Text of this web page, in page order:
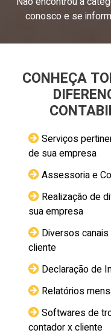
conosco e se
CONHEÇA
Serviços
de sua empresa
Assessoria e
Realização de
sua empresa
Diversos
cliente
Declaração de
Relatórios
Softwares de
contador x cliente